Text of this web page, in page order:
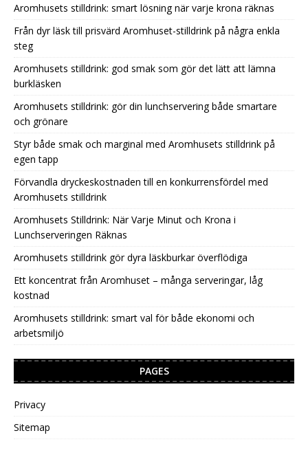
Aromhusets stilldrink: smart lösning när varje krona räknas
Från dyr läsk till prisvärd Aromhuset-stilldrink på några enkla
steg
Aromhusets stilldrink: god smak som gör det lätt att lämna
burkläsken
Aromhusets stilldrink: gör din lunchservering både smartare
och grönare
Styr både smak och marginal med Aromhusets stilldrink på
egen tapp
Förvandla dryckeskostnaden till en konkurrensfördel med
Aromhusets stilldrink
Aromhusets Stilldrink: När Varje Minut och Krona i
Lunchserveringen Räknas
Aromhusets stilldrink gör dyra läskburkar överflödiga
Ett koncentrat från Aromhuset – många serveringar, låg
kostnad
Aromhusets stilldrink: smart val för både ekonomi och
arbetsmiljö
PAGES
Privacy
Sitemap